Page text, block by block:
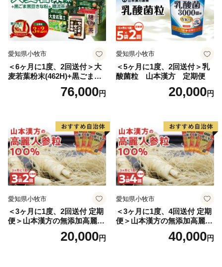
愛知県小牧市
＜6ヶ月に1度、2回送付＞大
麦若葉粉末(462H)+黒ごま黒
豆きな粉+ 糖流茶 山本漢
76,000円
愛知県小牧市
＜5ヶ月に1度、2回送付＞乳
酸菌粒 山本漢方 定期便
20,000円
愛知県小牧市
＜3ヶ月に1度、2回送付 定期
便＞山本漢方の無添加高麗人
20,000円
愛知県小牧市
＜3ヶ月に1度、4回送付 定期
便＞山本漢方の無添加高麗人
40,000円